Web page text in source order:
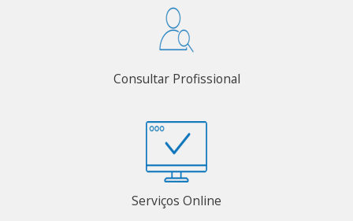
Consultar Profissional
Serviços Online